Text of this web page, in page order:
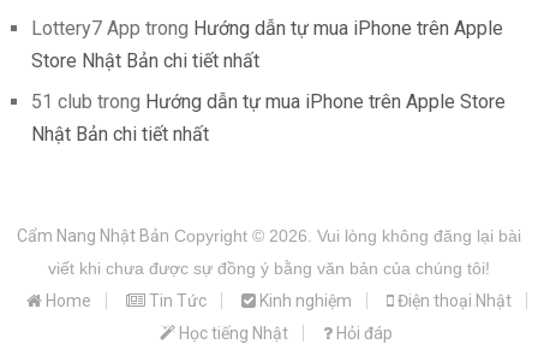
Lottery7 App trong Hướng dẫn tự mua iPhone trên Apple
Store Nhật Bản chi tiết nhất
51 club trong Hướng dẫn tự mua iPhone trên Apple Store
Nhật Bản chi tiết nhất
Cẩm Nang Nhật Bản Copyright © 2026. Vui lòng không đăng lại bài
viết khi chưa được sự đồng ý bằng văn bản của chúng tôi!
Home
Tin Tức Kinh nghiệm
Điện thoại Nhật
Học tiếng Nhật
Hỏi đáp